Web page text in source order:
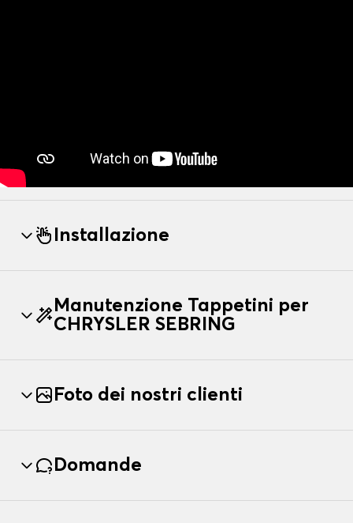
Installazione
Manutenzione Tappetini per
CHRYSLER SEBRING
Foto dei nostri clienti
Domande